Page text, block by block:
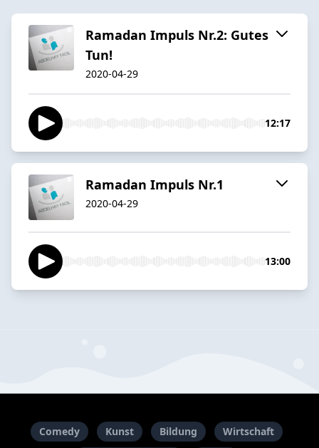
Ramadan Impuls Nr.2: Gutes
Tun!
2020-04-29
12:17
Ramadan Impuls Nr.1
2020-04-29
13:00
Comedy Kunst Bildung Wirtschaft